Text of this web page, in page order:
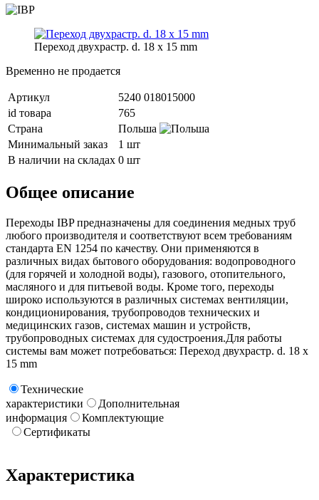
Переход двухрастр. d. 18 x 15 mm
Временно не продается
Артикул
5240 018015000
id товара
765
Страна
Польша
Минимальный заказ
1 шт
В наличии на складах 0 шт
Общее описание
Переходы IBP предназначены для соединения медных труб
любого производителя и соответствуют всем требованиям
стандарта EN 1254 по качеству. Они применяются в
различных видах бытового оборудования: водопроводного
(для горячей и холодной воды), газового, отопительного,
масляного и для питьевой воды. Кроме того, переходы
широко используются в различных системах вентиляции,
кондиционирования, трубопроводов технических и
медицинских газов, системах машин и устройств,
трубопроводных системах для судостроения.Для работы
системы вам может потребоваться: Переход двухрастр. d. 18 х
15 mm
Технические
характеристики
Дополнительная
информация
Комплектующие
Сертификаты
Характеристика